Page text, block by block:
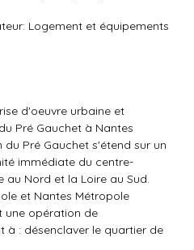
Logement et équipements
d'oeuvre urbaine et
Pré Gauchet à Nantes
Pré Gauchet s'étend sur un
immédiate du centre-
au Nord et la Loire au Sud.
et Nantes Métropole
une opération de
à : désenclaver le quartier de